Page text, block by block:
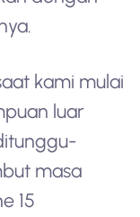
kami mulai
luar
masa
15